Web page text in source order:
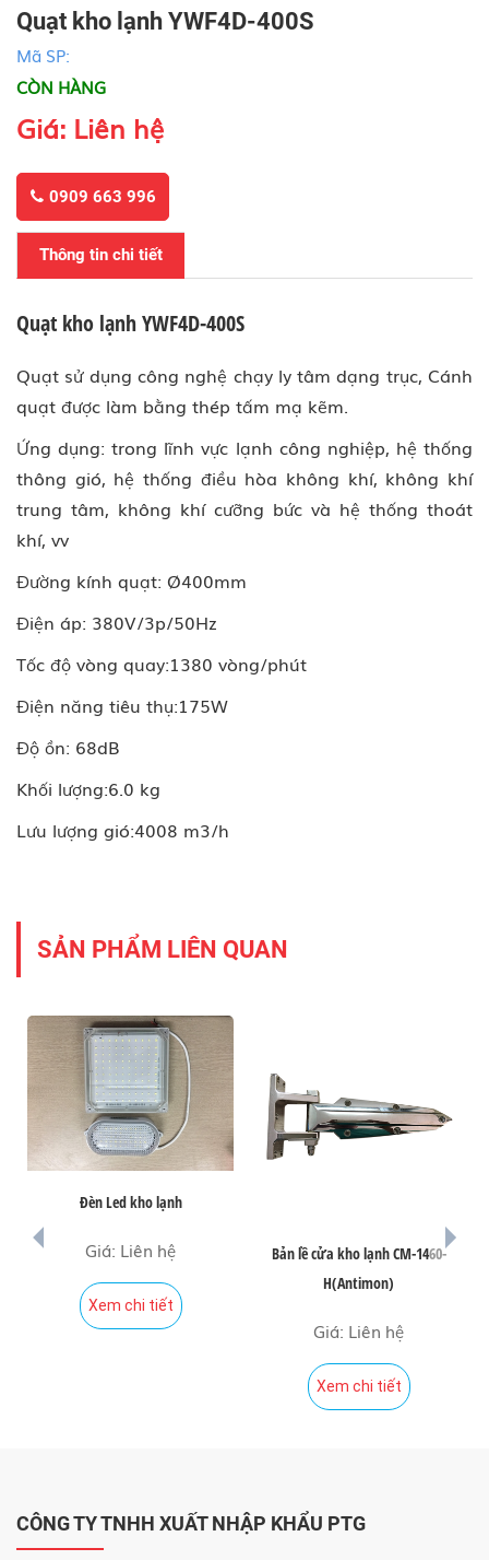
Quạt kho lạnh YWF4D-400S
Mã SP:
CÒN HÀNG
Giá: Liên hệ
0909 663 996
Thông tin chi tiết
Quạt kho lạnh YWF4D-400S
Quạt sử dụng công nghệ chạy ly tâm dạng trục, Cánh
quạt được làm bằng thép tấm mạ kẽm.
Ứng dụng: trong lĩnh vực lạnh công nghiệp, hệ thống
thông gió, hệ thống điều hòa không khí, không khí
trung tâm, không khí cưỡng bức và hệ thống thoát
khí, vv
Đường kính quạt: Ø400mm
Điện áp: 380V/3p/50Hz
Tốc độ vòng quay:1380 vòng/phút
Điện năng tiêu thụ:175W
Độ ồn: 68dB
Khối lượng:6.0 kg
Lưu lượng gió:4008 m3/h
SẢN PHẨM LIÊN QUAN
Đèn Led kho lạnh
Giá: Liên hệ
Xem chi tiết
Bản lề cửa kho lạnh CM-1460-
H(Antimon)
Giá: Liên hệ
Xem chi tiết
prev next
CÔNG TY TNHH XUẤT NHẬP KHẨU PTG